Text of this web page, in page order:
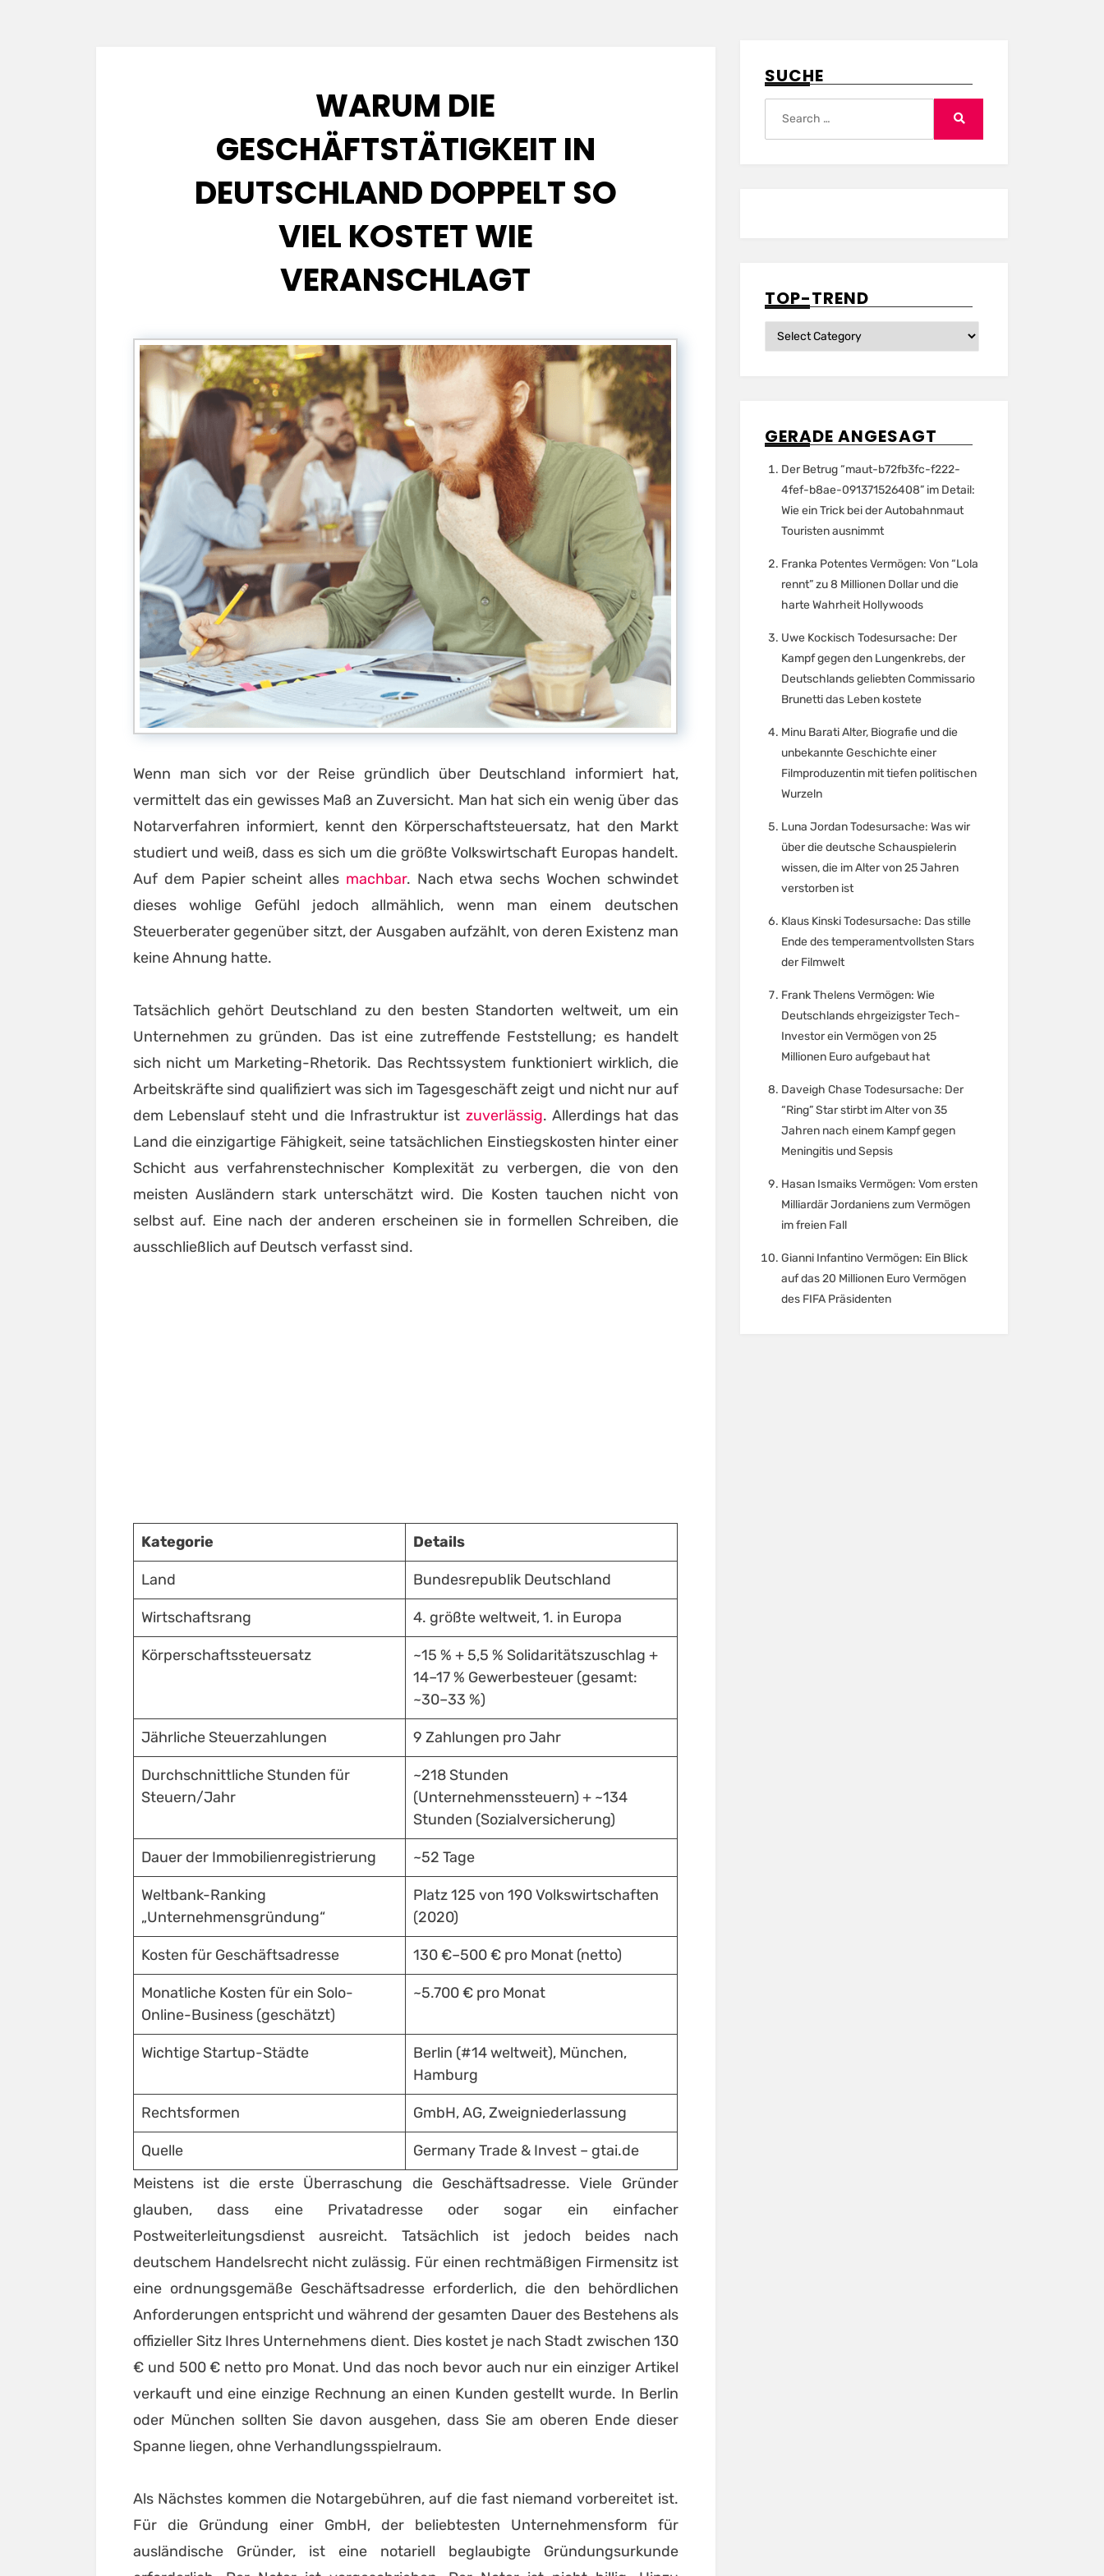
WARUM DIE
GESCHÄFTSTÄTIGKEIT IN
DEUTSCHLAND DOPPELT SO
VIEL KOSTET WIE
VERANSCHLAGT
Wenn man sich vor der Reise gründlich über Deutschland informiert hat,
vermittelt das ein gewisses Maß an Zuversicht. Man hat sich ein wenig über das
Notarverfahren informiert, kennt den Körperschaftsteuersatz, hat den Markt
studiert und weiß, dass es sich um die größte Volkswirtschaft Europas handelt.
Auf dem Papier scheint alles machbar. Nach etwa sechs Wochen schwindet
dieses wohlige Gefühl jedoch allmählich, wenn man einem deutschen
Steuerberater gegenüber sitzt, der Ausgaben aufzählt, von deren Existenz man
keine Ahnung hatte.
Tatsächlich gehört Deutschland zu den besten Standorten weltweit, um ein
Unternehmen zu gründen. Das ist eine zutreffende Feststellung; es handelt
sich nicht um Marketing-Rhetorik. Das Rechtssystem funktioniert wirklich, die
Arbeitskräfte sind qualifiziert was sich im Tagesgeschäft zeigt und nicht nur auf
dem Lebenslauf steht und die Infrastruktur ist zuverlässig. Allerdings hat das
Land die einzigartige Fähigkeit, seine tatsächlichen Einstiegskosten hinter einer
Schicht aus verfahrenstechnischer Komplexität zu verbergen, die von den
meisten Ausländern stark unterschätzt wird. Die Kosten tauchen nicht von
selbst auf. Eine nach der anderen erscheinen sie in formellen Schreiben, die
ausschließlich auf Deutsch verfasst sind.
Kategorie Details
Land Bundesrepublik Deutschland
Wirtschaftsrang 4. größte weltweit, 1. in Europa
Körperschaftssteuersatz
~15 % + 5,5 % Solidaritätszuschlag +
14–17 % Gewerbesteuer (gesamt:
~30–33 %)
Jährliche Steuerzahlungen 9 Zahlungen pro Jahr
Durchschnittliche Stunden für
Steuern/Jahr
~218 Stunden
(Unternehmenssteuern) + ~134
Stunden (Sozialversicherung)
Dauer der Immobilienregistrierung ~52 Tage
Weltbank-Ranking
„Unternehmensgründung“
Platz 125 von 190 Volkswirtschaften
(2020)
Kosten für Geschäftsadresse 130 €–500 € pro Monat (netto)
Monatliche Kosten für ein Solo-
Online-Business (geschätzt)
~5.700 € pro Monat
Wichtige Startup-Städte
Berlin (#14 weltweit), München,
Hamburg
Rechtsformen GmbH, AG, Zweigniederlassung
Quelle
Germany Trade & Invest – gtai.de
Meistens ist die erste Überraschung die Geschäftsadresse. Viele Gründer
glauben, dass eine Privatadresse oder sogar ein einfacher
Postweiterleitungsdienst ausreicht. Tatsächlich ist jedoch beides nach
deutschem Handelsrecht nicht zulässig. Für einen rechtmäßigen Firmensitz ist
eine ordnungsgemäße Geschäftsadresse erforderlich, die den behördlichen
Anforderungen entspricht und während der gesamten Dauer des Bestehens als
offizieller Sitz Ihres Unternehmens dient. Dies kostet je nach Stadt zwischen 130
€ und 500 € netto pro Monat. Und das noch bevor auch nur ein einziger Artikel
verkauft und eine einzige Rechnung an einen Kunden gestellt wurde. In Berlin
oder München sollten Sie davon ausgehen, dass Sie am oberen Ende dieser
Spanne liegen, ohne Verhandlungsspielraum.
Als Nächstes kommen die Notargebühren, auf die fast niemand vorbereitet ist.
Für die Gründung einer GmbH, der beliebtesten Unternehmensform für
ausländische Gründer, ist eine notariell beglaubigte Gründungsurkunde
SUCHE
TOP-TREND
Top-
Trend
GERADE ANGESAGT
Der Betrug “maut-b72fb3fc-f222-
4fef-b8ae-091371526408” im Detail:
Wie ein Trick bei der Autobahnmaut
Touristen ausnimmt
Franka Potentes Vermögen: Von “Lola
rennt” zu 8 Millionen Dollar und die
harte Wahrheit Hollywoods
Uwe Kockisch Todesursache: Der
Kampf gegen den Lungenkrebs, der
Deutschlands geliebten Commissario
Brunetti das Leben kostete
Minu Barati Alter, Biografie und die
unbekannte Geschichte einer
Filmproduzentin mit tiefen politischen
Wurzeln
Luna Jordan Todesursache: Was wir
über die deutsche Schauspielerin
wissen, die im Alter von 25 Jahren
verstorben ist
Klaus Kinski Todesursache: Das stille
Ende des temperamentvollsten Stars
der Filmwelt
Frank Thelens Vermögen: Wie
Deutschlands ehrgeizigster Tech-
Investor ein Vermögen von 25
Millionen Euro aufgebaut hat
Daveigh Chase Todesursache: Der
“Ring” Star stirbt im Alter von 35
Jahren nach einem Kampf gegen
Meningitis und Sepsis
Hasan Ismaiks Vermögen: Vom ersten
Milliardär Jordaniens zum Vermögen
im freien Fall
Gianni Infantino Vermögen: Ein Blick
auf das 20 Millionen Euro Vermögen
des FIFA Präsidenten